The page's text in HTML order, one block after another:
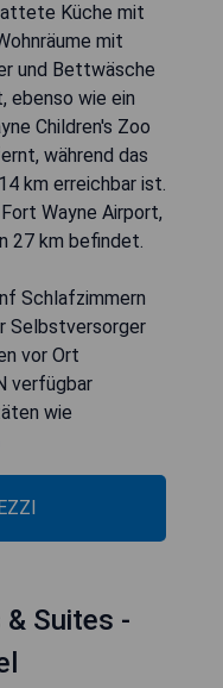
Küche mit
mit
und Bettwäsche
ebenso wie ein
Children's Zoo
während das
km erreichbar ist.
Wayne Airport,
27 km befindet.
Schlafzimmern
Selbstversorger
vor Ort
verfügbar
wie
Suites -